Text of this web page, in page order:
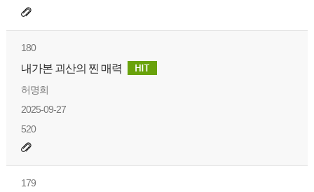
180
내가본 괴산의 찐 매력
허명희
2025-09-27
520
179